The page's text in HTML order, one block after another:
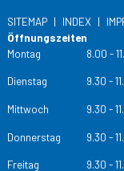
SITEMAP INDEX
Öffnungszeiten
TagÖffnungs­zeiten
Montag 8.00 -
Dienstag
9.30 -
Mittwoch 9.30 -
Donnerstag
9.30 -
Freitag
9.30 -